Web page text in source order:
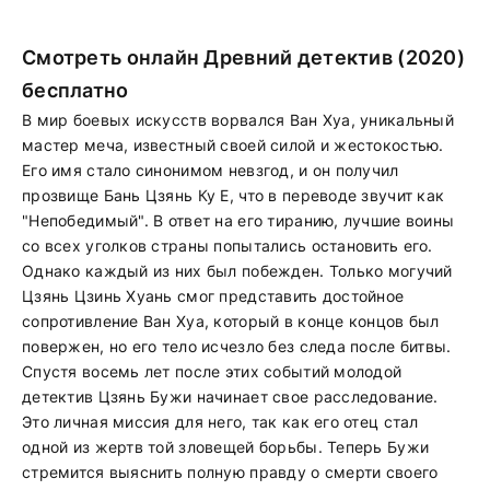
Смотреть онлайн Древний детектив (2020)
бесплатно
В мир боевых искусств ворвался Ван Хуа, уникальный
мастер меча, известный своей силой и жестокостью.
Его имя стало синонимом невзгод, и он получил
прозвище Бань Цзянь Ку Е, что в переводе звучит как
"Непобедимый". В ответ на его тиранию, лучшие воины
со всех уголков страны попытались остановить его.
Однако каждый из них был побежден. Только могучий
Цзянь Цзинь Хуань смог представить достойное
сопротивление Ван Хуа, который в конце концов был
повержен, но его тело исчезло без следа после битвы.
Спустя восемь лет после этих событий молодой
детектив Цзянь Бужи начинает свое расследование.
Это личная миссия для него, так как его отец стал
одной из жертв той зловещей борьбы. Теперь Бужи
стремится выяснить полную правду о смерти своего